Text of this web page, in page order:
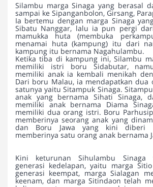
Silambu marga Sinaga yang berasal
sampai ke Sipanganbolon, Girsang,
Ia bertemu dengan marga Sinaga
Sibatu Nanggar, lalu ia pun pergi
mamukka huta (membuka
menamai huta (kampung) itu dari
kampung itu bernama Nagahulambu.
Ketika tiba di kampung ini, Silambu
memiliki istri boru Sidabutar,
memiliki anak ia kembali menikah
Dari boru Malau, ia mendapatkan dua
satunya yaitu Sitampuk Sinaga.
anak yang bernama Sihati Sinaga,
memiliki anak bernama Diama
memiliki dua orang istri. Boru
memberinya seorang anak yang
dan Boru Jawa yang kini diberi
memberinya satu orang anak bernama
Kini keturunan Sihulambu Sinaga
generasi kedelapan, yaitu marga
generasi keempat, marga Sialagan
keenam, dan marga Sitindaon telah